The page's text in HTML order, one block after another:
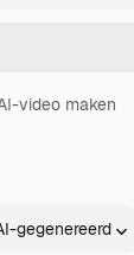
video maken
gegenereerd